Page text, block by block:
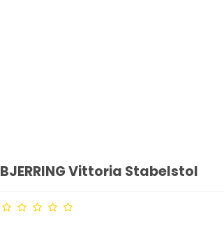
BJERRING Vittoria Stabelstol